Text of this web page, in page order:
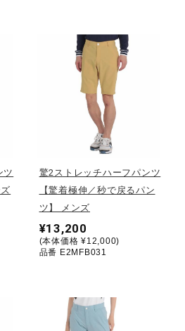
グッズ
リープ
イン
イズ
ツ
驚2ストレッチハーフパンツ
【驚着極伸／秒で戻るパン
ツ】 メンズ
¥13,200
(本体価格 ¥12,000)
品番 E2MFB031